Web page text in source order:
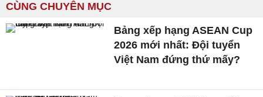
CÙNG CHUYÊN MỤC
Bảng xếp hạng ASEAN Cup
2026 mới nhất: Đội tuyển
Việt Nam đứng thứ mấy?